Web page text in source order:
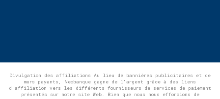
Divulgation des affiliations Au lieu de bannières publicitaires et de
murs payants, Neobanque gagne de l'argent grâce à des liens
d'affiliation vers les différents fournisseurs de services de paiement
présentés sur notre site Web. Bien que nous nous efforcions de